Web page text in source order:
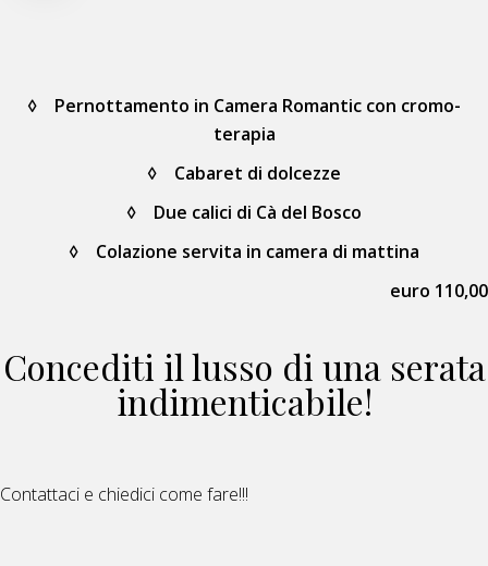
◊ Pernottamento in Camera Romantic con cromo-
terapia
◊ Cabaret di dolcezze
◊ Due calici di Cà del Bosco
◊ Colazione servita in camera di mattina
euro 110,00
Concediti il lusso di una serata
indimenticabile!
Contattaci e chiedici come fare!!!